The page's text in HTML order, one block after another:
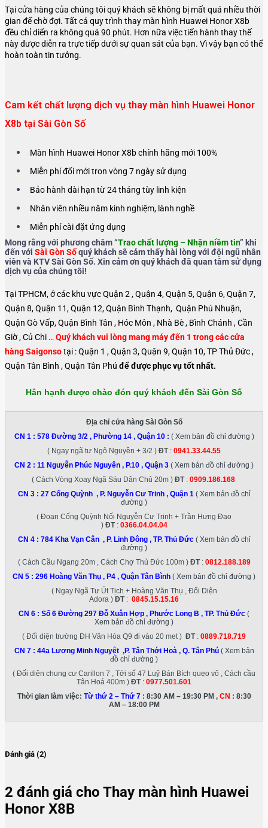
Tại cửa hàng của chúng tôi quý khách sẽ không bị mất quá nhiều thời
gian để chờ đợi. Tất cả quy trình thay màn hình Huawei Honor X8b
đều chỉ diển ra không quá 90 phút. Hơn nữa việc tiến hành thay thế
này được diễn ra trực tiếp dưới sự quan sát của bạn. Vì vậy bạn có thể
hoàn toàn tin tưởng.
Cam kết chất lượng dịch vụ thay màn hình Huawei Honor
X8b tại Sài Gòn Số
Màn hình Huawei Honor X8b chính hãng mới 100%
Miễn phí đổi mới tron vòng 7 ngày sử dụng
Bảo hành dài hạn từ 24 tháng tùy linh kiện
Nhân viên nhiều năm kinh nghiệm, lành nghề
Miễn phí cài đặt ứng dụng
Mong rằng với phương châm “Trao chất lượng – Nhận niềm tin” khi
đến với Sài Gòn Sốquý khách sẽ cảm thấy hài lòng với đội ngũ nhân
viên và KTV Sài Gòn Số. Xin cảm ơn quý khách đã quan tâm sử dụng
dịch vụ của chúng tôi!
Tại TPHCM, ở các khu vực Quận 2 , Quận 4, Quận 5, Quận 6, Quận 7,
Quận 8, Quận 11, Quận 12, Quận Bình Thạnh, Quận Phú Nhuận,
Quận Gò Vấp, Quận Bình Tân , Hóc Môn , Nhà Bè , Bình Chánh , Cần
Giờ , Củ Chi … Quý khách vui lòng mang máy đến 1 trong các cửa
hàng Saigonsotại : Quận 1 , Quận 3, Quận 9, Quận 10, TP Thủ Đức ,
Quận Tân Bình , Quận Tân Phú để được phục vụ tốt nhất.
Hân hạnh được chào đón quý khách đến Sài Gòn Số
Địa chỉ cửa hàng Sài Gòn Số
CN 1 : 578 Đường 3/2 , Phường 14 , Quận 10: ( Xem bản đồ chỉ đường )
( Ngay ngã tư Ngô Nguyền + 3/2 ) ĐT: 0941.33.44.55
CN 2 : 11 Nguyễn Phúc Nguyên , P.10 , Quận 3 ( Xem bản đồ chỉ đường )
( Cách Vòng Xoay Ngã Sáu Dân Chủ 20m ) ĐT: 0909.186.168
CN 3 : 27 Cống Quỳnh , P. Nguyễn Cư Trinh , Quận 1 ( Xem bản đồ chỉ
đường )
( Đoạn Cống Quỳnh Nối Nguyễn Cư Trinh + Trần Hưng Đạo
) ĐT: 0366.04.04.04
CN 4 : 784 Kha Vạn Cân , P. Linh Đông , TP. Thủ Đức( Xem bản đồ chỉ
đường )
( Cách Cầu Ngang 20m , Cách Chợ Thủ Đức 100m ) ĐT: 0812.188.189
CN 5 : 296 Hoàng Văn Thụ , P4 , Quận Tân Bình ( Xem bản đồ chỉ đường )
( Ngay Ngã Tư Út Tịch + Hoàng Văn Thụ , Đối Diện
Adora ) ĐT: 0845.15.15.16
CN 6 : Số 6 Đường 297 Đỗ Xuân Hợp , Phước Long B , TP. Thủ Đức (
Xem bản đồ chỉ đường )
( Đối diện trường ĐH Văn Hóa Q9 đi vào 20 met ) ĐT: 0889.718.719
CN 7 : 44a Lương Minh Nguyệt ,P. Tân Thới Hoà , Q. Tân Phú ( Xem bản
đồ chỉ đường )
( Đối diện chung cư Carillon 7 , Tới số 47 Luỹ Bán Bích quẹo vô , Cách cầu
Tân Hoá 400m ) ĐT: 0977.501.601
Thời gian làm việc: Từ thứ 2 – Thứ 7: 8:30 AM – 19:30 PM , CN : 8:30
AM – 18:00 PM
Đánh giá (2)
2 đánh giá cho Thay màn hình Huawei
Honor X8B